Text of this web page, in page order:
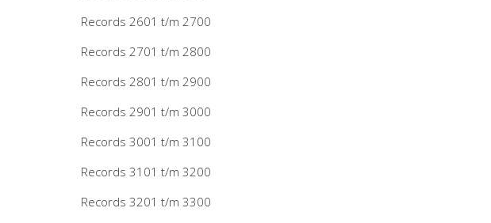
Records 2601 t/m 2700
Records 2701 t/m 2800
Records 2801 t/m 2900
Records 2901 t/m 3000
Records 3001 t/m 3100
Records 3101 t/m 3200
Records 3201 t/m 3300